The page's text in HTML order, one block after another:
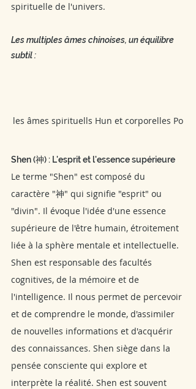
spirituelle de l'univers.
Les multiples âmes chinoises, un équilibre
subtil :
les âmes spirituells Hun et corporelles Po
Shen (神) : L'esprit et l'essence supérieure
Le terme "Shen" est composé du
caractère "神" qui signifie "esprit" ou
"divin". Il évoque l'idée d'une essence
supérieure de l'être humain, étroitement
liée à la sphère mentale et intellectuelle.
Shen est responsable des facultés
cognitives, de la mémoire et de
l'intelligence. Il nous permet de percevoir
et de comprendre le monde, d'assimiler
de nouvelles informations et d'acquérir
des connaissances. Shen siège dans la
pensée consciente qui explore et
interprète la réalité. Shen est souvent